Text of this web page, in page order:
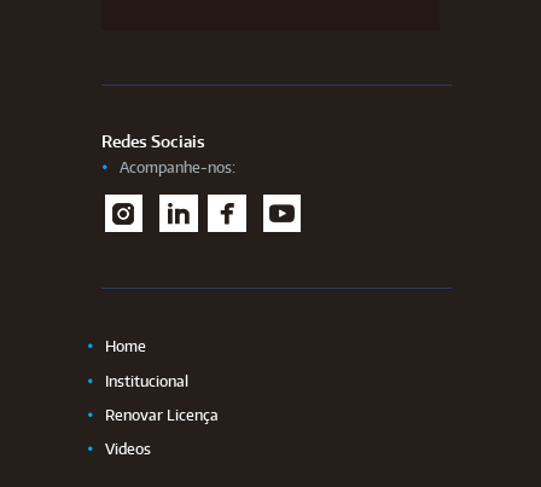
Redes Sociais
Acompanhe-nos:
nstag
inked aceb
outu
Home
Institucional
Renovar Licença
Videos